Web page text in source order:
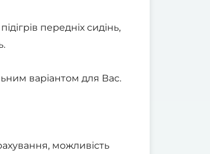
передніх сидінь,
варіантом для Вас.
можливість